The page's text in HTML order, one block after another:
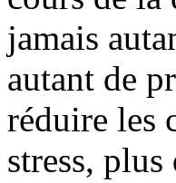
jamais
autant de
réduire les
stress, plus